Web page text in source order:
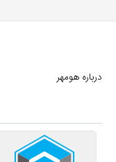
درباره هومهر